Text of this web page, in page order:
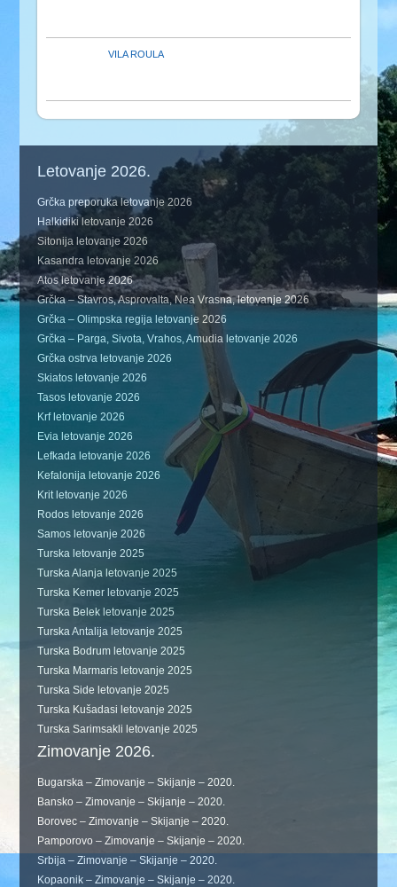
VILA ROULA
Letovanje 2026.
Grčka preporuka letovanje 2026
Halkidiki letovanje 2026
Sitonija letovanje 2026
Kasandra letovanje 2026
Atos letovanje 2026
Grčka – Stavros, Asprovalta, Nea Vrasna, letovanje 2026
Grčka – Olimpska regija letovanje 2026
Grčka – Parga, Sivota, Vrahos, Amudia letovanje 2026
Grčka ostrva letovanje 2026
Skiatos letovanje 2026
Tasos letovanje 2026
Krf letovanje 2026
Evia letovanje 2026
Lefkada letovanje 2026
Kefalonija letovanje 2026
Krit letovanje 2026
Rodos letovanje 2026
Samos letovanje 2026
Turska letovanje 2025
Turska Alanja letovanje 2025
Turska Kemer letovanje 2025
Turska Belek letovanje 2025
Turska Antalija letovanje 2025
Turska Bodrum letovanje 2025
Turska Marmaris letovanje 2025
Turska Side letovanje 2025
Turska Kušadasi letovanje 2025
Turska Sarimsakli letovanje 2025
Zimovanje 2026.
Bugarska – Zimovanje – Skijanje – 2020.
Bansko – Zimovanje – Skijanje – 2020.
Borovec – Zimovanje – Skijanje – 2020.
Pamporovo – Zimovanje – Skijanje – 2020.
Srbija – Zimovanje – Skijanje – 2020.
Kopaonik – Zimovanje – Skijanje – 2020.